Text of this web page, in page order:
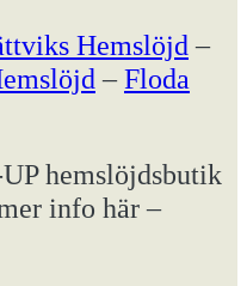
Hemslöjd –
–Floda
hemslöjdsbutik
info här –